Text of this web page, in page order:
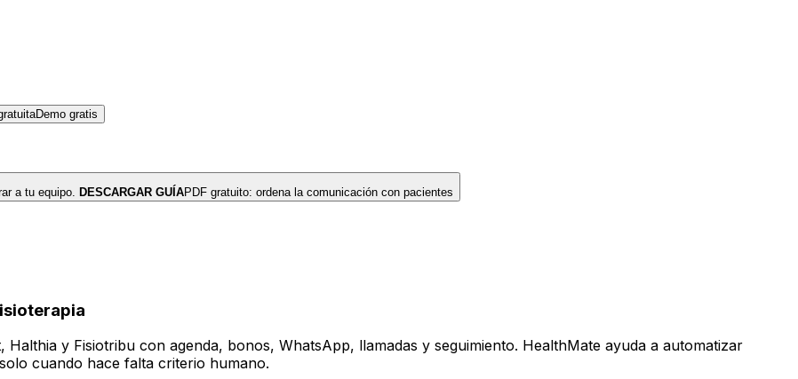
Demo gratis
a tu equipo. DESCARGAR GUÍAPDF gratuito: ordena la comunicación con pacientes
y Fisiotribu con agenda, bonos, WhatsApp, llamadas y seguimiento. HealthMate ayuda a automatizar
cuando hace falta criterio humano.